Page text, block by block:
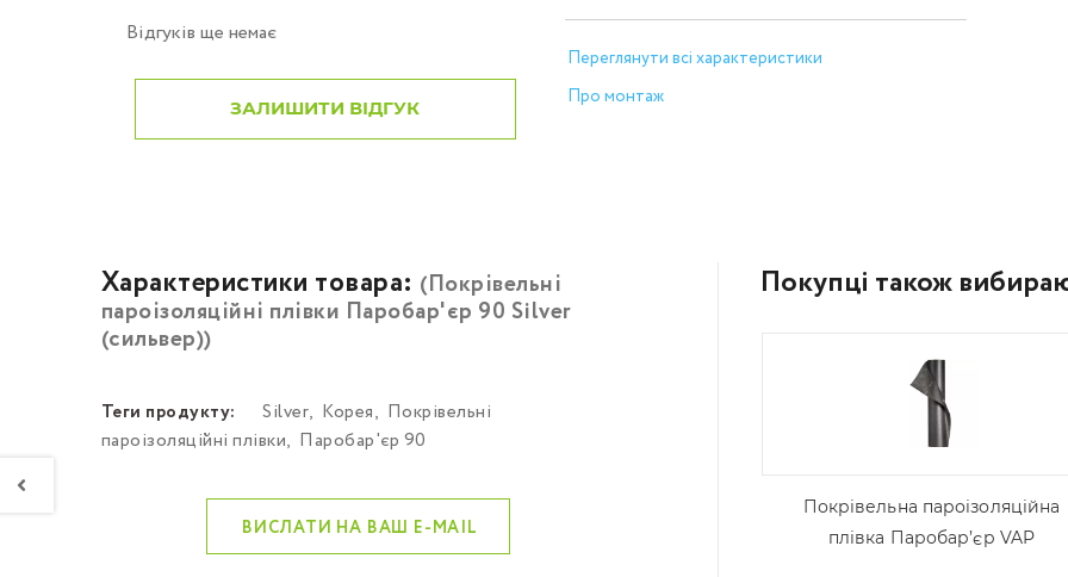
Відгуків ще немає
ЗАЛИШИТИ ВІДГУК
Переглянути всі характеристики
Про монтаж
Характеристики товара: (Покрівельні
пароізоляційні плівки Паробар'єр 90 Silver
(сильвер))
Теги продукту: Silver, Корея, Покрівельні
пароізоляційні плівки, Паробар'єр 90
ВИСЛАТИ НА ВАШ E-MAIL
Покупці також
Покрівельна пароізоляційна
плівка Паробар’єр VAP